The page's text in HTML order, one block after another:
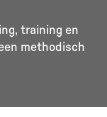
training en
methodisch